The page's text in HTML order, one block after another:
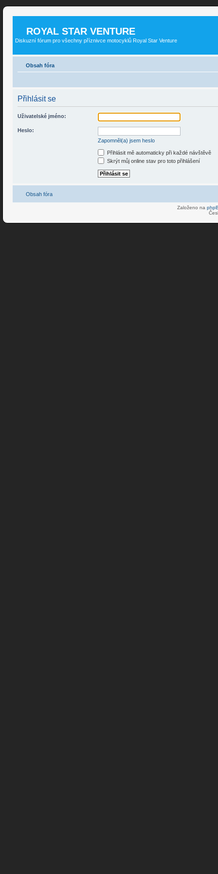
ROYAL STAR VENTURE
Diskuzní fórum pro všechny příznivce motocyklů Royal Star Venture
Obsah fóra
Přihlásit se
Uživatelské jméno:
Heslo:
Zapomněl(a) jsem heslo
Přihlásit mě automaticky při každé návštěvě
Skrýt můj online stav pro toto přihlášení
Obsah fóra
Založeno na